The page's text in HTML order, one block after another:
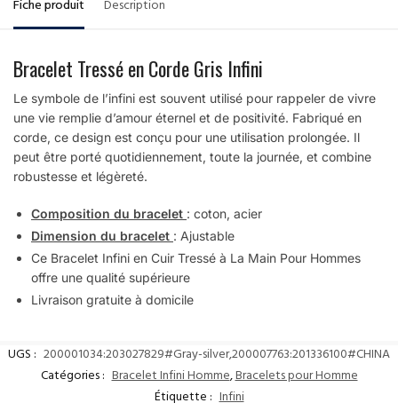
Fiche produit Description
Bracelet Tressé en Corde Gris Infini
Le symbole de l’infini est souvent utilisé pour rappeler de vivre
une vie remplie d’amour éternel et de positivité. Fabriqué en
corde, ce design est conçu pour une utilisation prolongée. Il
peut être porté quotidiennement, toute la journée, et combine
robustesse et légèreté.
Composition du bracelet : coton, acier
Dimension du bracelet : Ajustable
Ce Bracelet Infini en Cuir Tressé à La Main Pour Hommes
offre une qualité supérieure
Livraison gratuite à domicile
UGS : 200001034:203027829#Gray-silver,200007763:201336100#CHINA
Catégories : Bracelet Infini Homme,Bracelets pour Homme
Étiquette : Infini